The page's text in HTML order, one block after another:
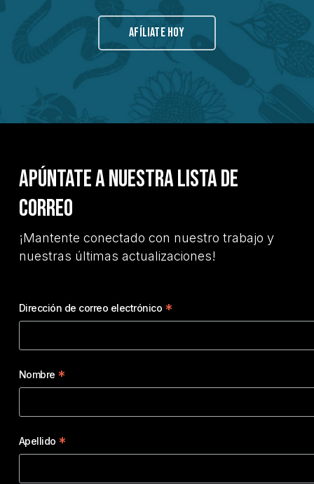
AFÍLIATE HOY
Apúntate a nuestra lista de
correo
¡Mantente conectado con nuestro trabajo y
nuestras últimas actualizaciones!
Dirección de correo electrónico *
Nombre *
Apellido *